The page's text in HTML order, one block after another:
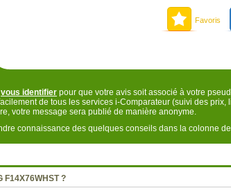
Favoris
vous identifier pour que votre avis soit associé à votre
de tous les services i-Comparateur (suivi des prix,
votre message sera publié de manière anonyme.
connaissance des quelques conseils dans la colonne
F14X76WHST ?